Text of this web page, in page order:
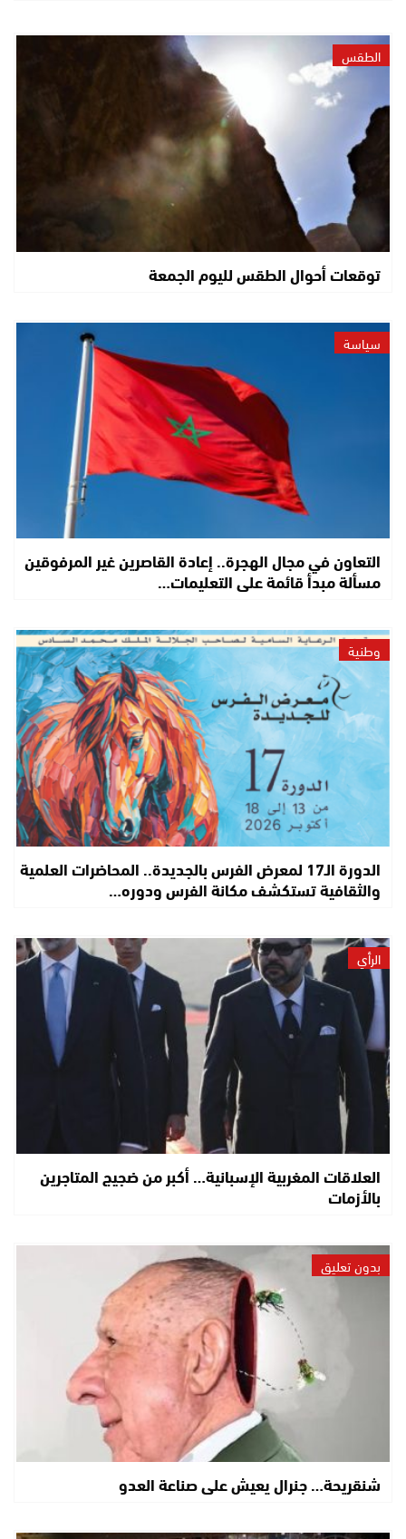
الطقس
توقعات أحوال الطقس لليوم الجمعة
سياسة
التعاون في مجال الهجرة.. إعادة القاصرين غير المرفوقين
مسألة مبدأ قائمة على التعليمات…
وطنية
الدورة الـ17 لمعرض الفرس بالجديدة.. المحاضرات العلمية
والثقافية تستكشف مكانة الفرس ودوره…
الرأي
العلاقات المغربية الإسبانية… أكبر من ضجيج المتاجرين
بالأزمات
بدون تعليق
شنقريحة… جنرال يعيش على صناعة العدو